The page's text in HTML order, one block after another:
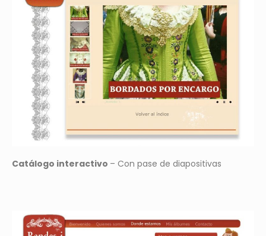
Catálogo interactivo – Con pase de diapositivas